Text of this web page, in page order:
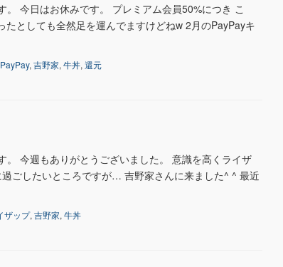
今日はお休みです。 プレミアム会員50%につき こ
としても全然足を運んでますけどねw 2月のPayPayキ
PayPay, 吉野家, 牛丼, 還元
今週もありがとうございました。 意識を高くライザ
ごしたいところですが… 吉野家さんに来ました^ ^ 最近
ザップ, 吉野家, 牛丼